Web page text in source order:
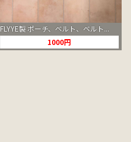
FLYYE製 ポーチ、ベルト、ベルト...
1000円